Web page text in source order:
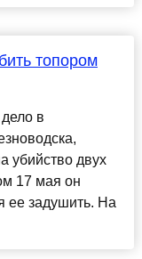
топором
в
убийство двух
17 мая он
ее задушить. На